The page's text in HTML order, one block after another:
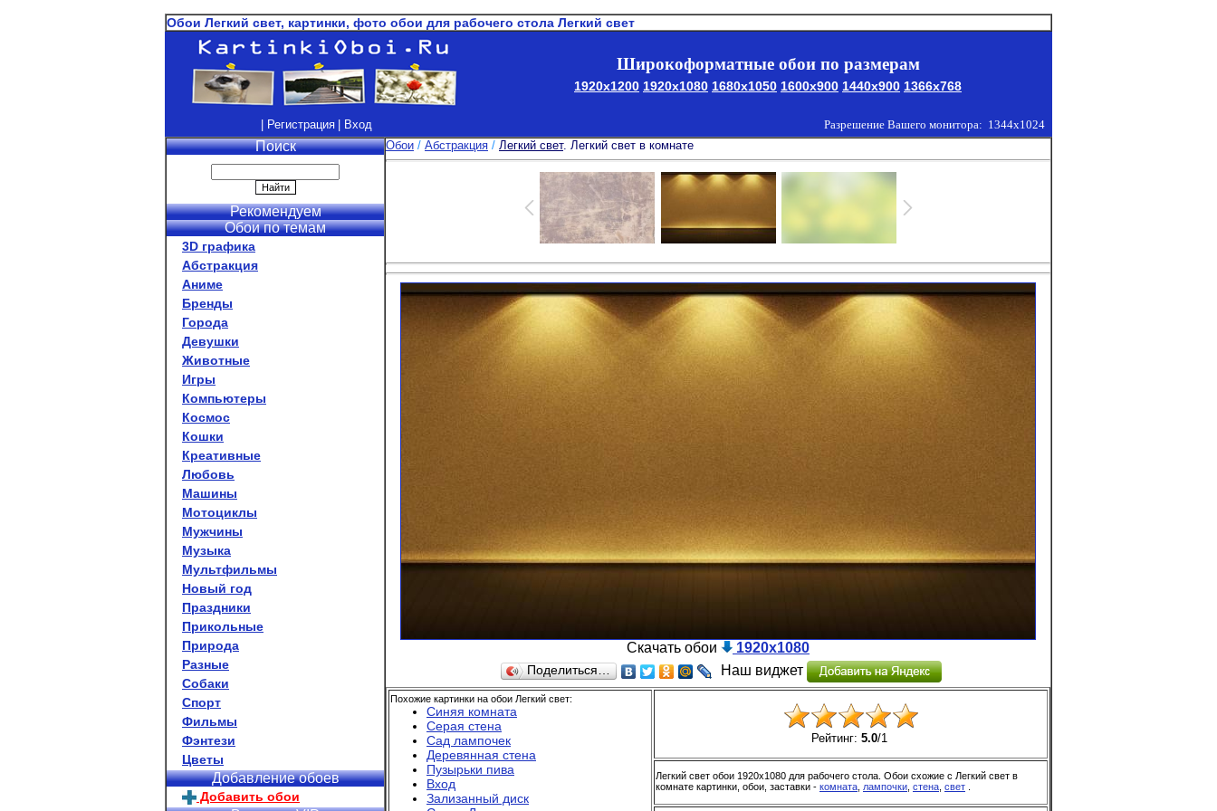
Обои Легкий свет, картинки, фото обои для рабочего стола Легкий свет
Широкоформатные обои по размерам
1920x1200 1920x1080 1680x1050 1600x900 1440x900 1366x768
| Регистрация | Вход Разрешение Вашего монитора: 1344x1024
Поиск
Рекомендуем
Обои по темам
3D графика
Абстракция
Аниме
Бренды
Города
Девушки
Животные
Игры
Компьютеры
Космос
Кошки
Креативные
Любовь
Машины
Мотоциклы
Мужчины
Музыка
Мультфильмы
Новый год
Праздники
Прикольные
Природа
Разные
Собаки
Спорт
Фильмы
Фэнтези
Цветы
Добавление обоев
Добавить обои
Обои / Абстракция / Легкий свет. Легкий свет в комнате
Скачать обои 1920x1080
Поделиться… Наш виджет
Похожие картинки на обои Легкий свет:
Синяя комната
Серая стена
Сад лампочек
Деревянная стена
Пузырьки пива
Вход
Зализанный диск
Рейтинг: 5.0/1
Легкий свет обои 1920x1080 для рабочего стола. Обои схожие с Легкий свет в
комнате картинки, обои, заставки - комната лампочки стена свет